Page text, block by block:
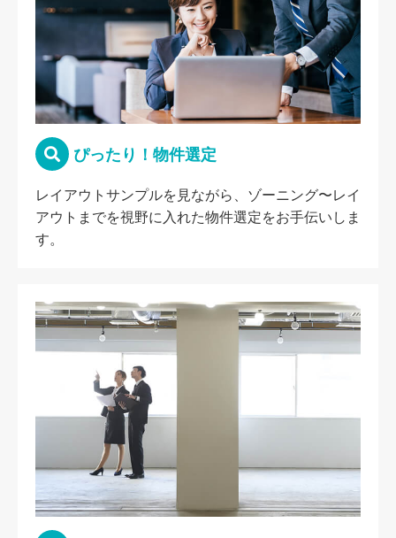
ぴったり！物件選定
レイアウトサンプルを見ながら、ゾーニング〜レイ
アウトまでを視野に入れた物件選定をお手伝いしま
す。